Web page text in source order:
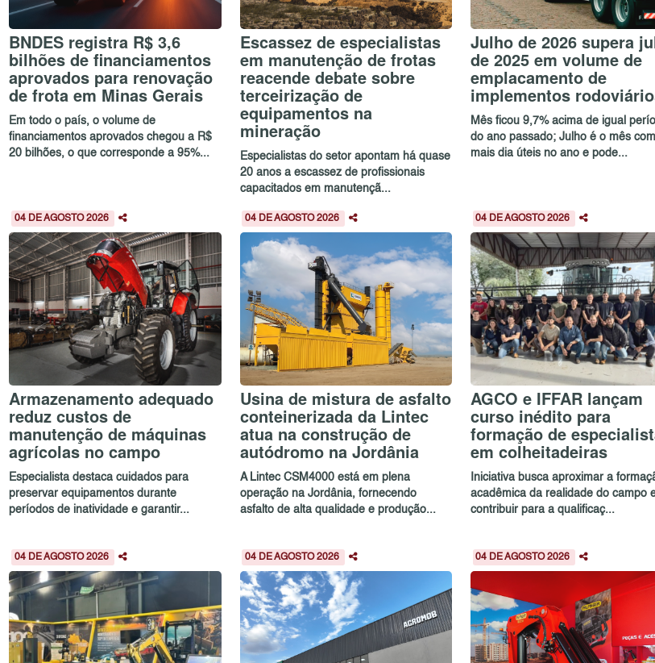
BNDES registra R$ 3,6
bilhões de financiamentos
aprovados para renovação
de frota em Minas Gerais
Em todo o país, o volume de
financiamentos aprovados chegou a R$
20 bilhões, o que corresponde a 95%...
Escassez de especialistas
em manutenção de frotas
reacende debate sobre
terceirização de
equipamentos na
mineração
Especialistas do setor apontam há quase
20 anos a escassez de profissionais
capacitados em manutençã...
Julho de 2026 supera
de 2025 em volume de
emplacamento de
implementos
Mês ficou 9,7% acima de igual
do ano passado; Julho é o mês com
mais dia úteis no ano e pode...
04 DE AGOSTO 2026
Armazenamento adequado
reduz custos de
manutenção de máquinas
agrícolas no campo
Especialista destaca cuidados para
preservar equipamentos durante
períodos de inatividade e garantir...
04 DE AGOSTO 2026
Usina de mistura de asfalto
conteinerizada da Lintec
atua na construção de
autódromo na Jordânia
A Lintec CSM4000 está em plena
operação na Jordânia, fornecendo
asfalto de alta qualidade e produção...
04 DE AGOSTO 2026
AGCO e IFFAR lançam
curso inédito para
formação de
em colheitadeiras
Iniciativa busca aproximar a
acadêmica da realidade do campo
contribuir para a qualificaç...
04 DE AGOSTO 2026 04 DE AGOSTO 2026 04 DE AGOSTO 2026